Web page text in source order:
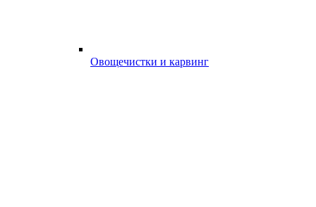
Овощечистки и карвинг